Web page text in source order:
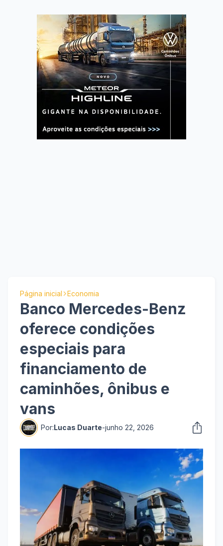
Página inicial Economia
Banco Mercedes-Benz
oferece condições
especiais para
financiamento de
caminhões, ônibus e
vans
Por:Lucas Duarte-junho 22, 2026